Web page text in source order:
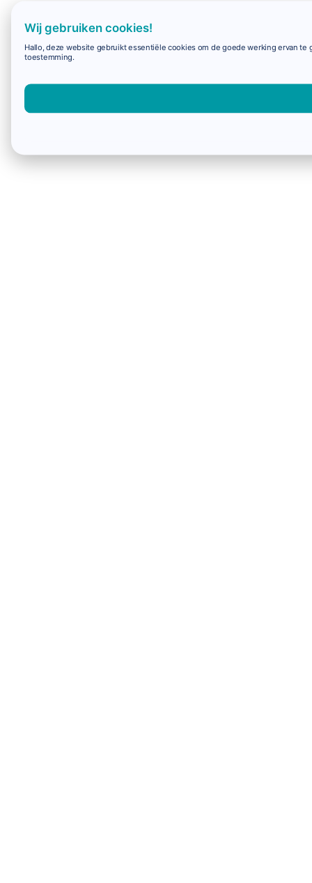
Wij gebruiken cookies!
Hallo, deze website gebruikt essentiële cookies om de goede werking ervan
toestemming.